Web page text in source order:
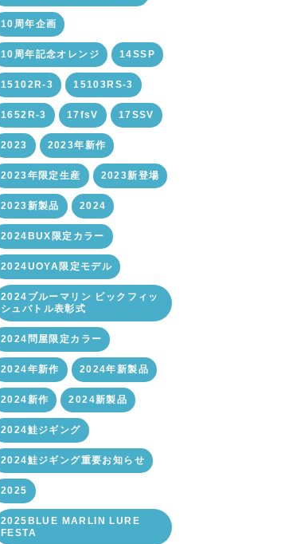
10周年企画
10周年記念オレンジ 14SSP
15102R-3 15103RS-3
1652R-3 17fsV 17SSV
2023 2023年新作
2023年限定生産 2023新登場
2023新製品 2024
2024BUX限定カラー
2024UOYA限定モデル
2024ブルーマリン ビックフィッ
シュバトル表彰式
2024問屋限定カラー
2024年新作 2024年新製品
2024新作 2024新製品
2024鮭ジギング
2024鮭ジギング重要お知らせ
2025
2025BLUE MARLIN LURE
FESTA